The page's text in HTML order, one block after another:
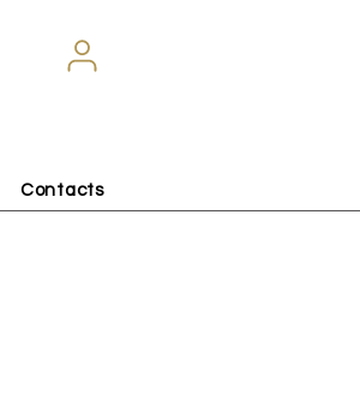
Contacts